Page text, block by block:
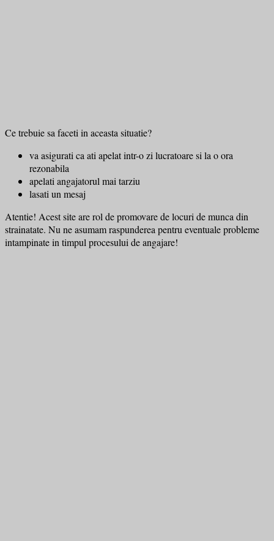
Ce trebuie sa faceti in aceasta situatie?
va asigurati ca ati apelat intr-o zi lucratoare si la o ora
rezonabila
apelati angajatorul mai tarziu
lasati un mesaj
Atentie! Acest site are rol de promovare de locuri de munca din
strainatate. Nu ne asumam raspunderea pentru eventuale probleme
intampinate in timpul procesului de angajare!